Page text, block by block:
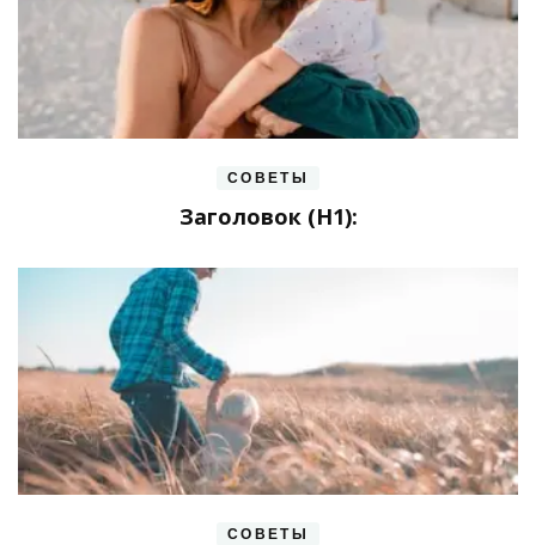
СОВЕТЫ
Заголовок (H1):
СОВЕТЫ